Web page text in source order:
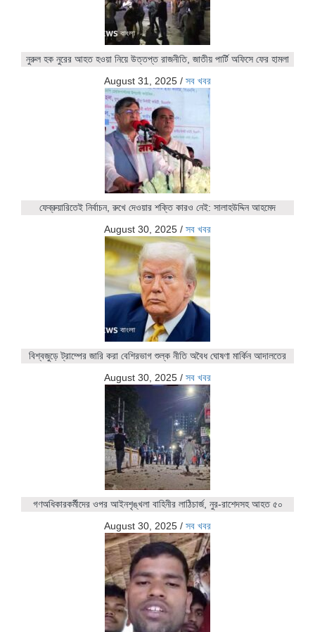
নুরুল হক নুরের আহত হওয়া নিয়ে উত্তপ্ত রাজনীতি, জাতীয় পার্টি অফিসে ফের হামলা
August 31, 2025 / সব খবর
ফেব্রুয়ারিতেই নির্বাচন, রুখে দেওয়ার শক্তি কারও নেই: সালাহউদ্দিন আহমেদ
August 30, 2025 / সব খবর
বিশ্বজুড়ে ট্রাম্পের জারি করা বেশিরভাগ শুল্ক নীতি অবৈধ ঘোষণা মার্কিন আদালতের
August 30, 2025 / সব খবর
গণঅধিকারকর্মীদের ওপর আইনশৃঙ্খলা বাহিনীর লাঠিচার্জ, নুর-রাশেদসহ আহত ৫০
August 30, 2025 / সব খবর